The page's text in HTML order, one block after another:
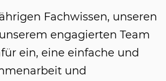
Fachwissen, unseren
engagierten Team
ein, eine einfache und
und